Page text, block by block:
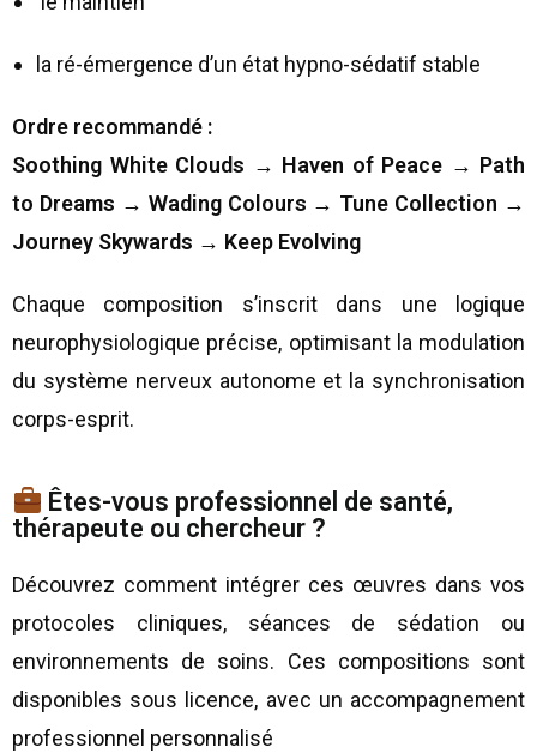
la ré-émergence d’un état hypno-sédatif stable
Ordre recommandé :
Soothing White Clouds → Haven of Peace → Path
to Dreams → Wading Colours → Tune Collection →
Journey Skywards → Keep Evolving
Chaque composition s’inscrit dans une logique
neurophysiologique précise, optimisant la modulation
du système nerveux autonome et la synchronisation
corps-esprit.
Êtes-vous professionnel de santé,
thérapeute ou chercheur ?
Découvrez comment intégrer ces œuvres dans vos
protocoles cliniques, séances de sédation ou
environnements de soins. Ces compositions sont
disponibles sous licence, avec un accompagnement
professionnel personnalisé